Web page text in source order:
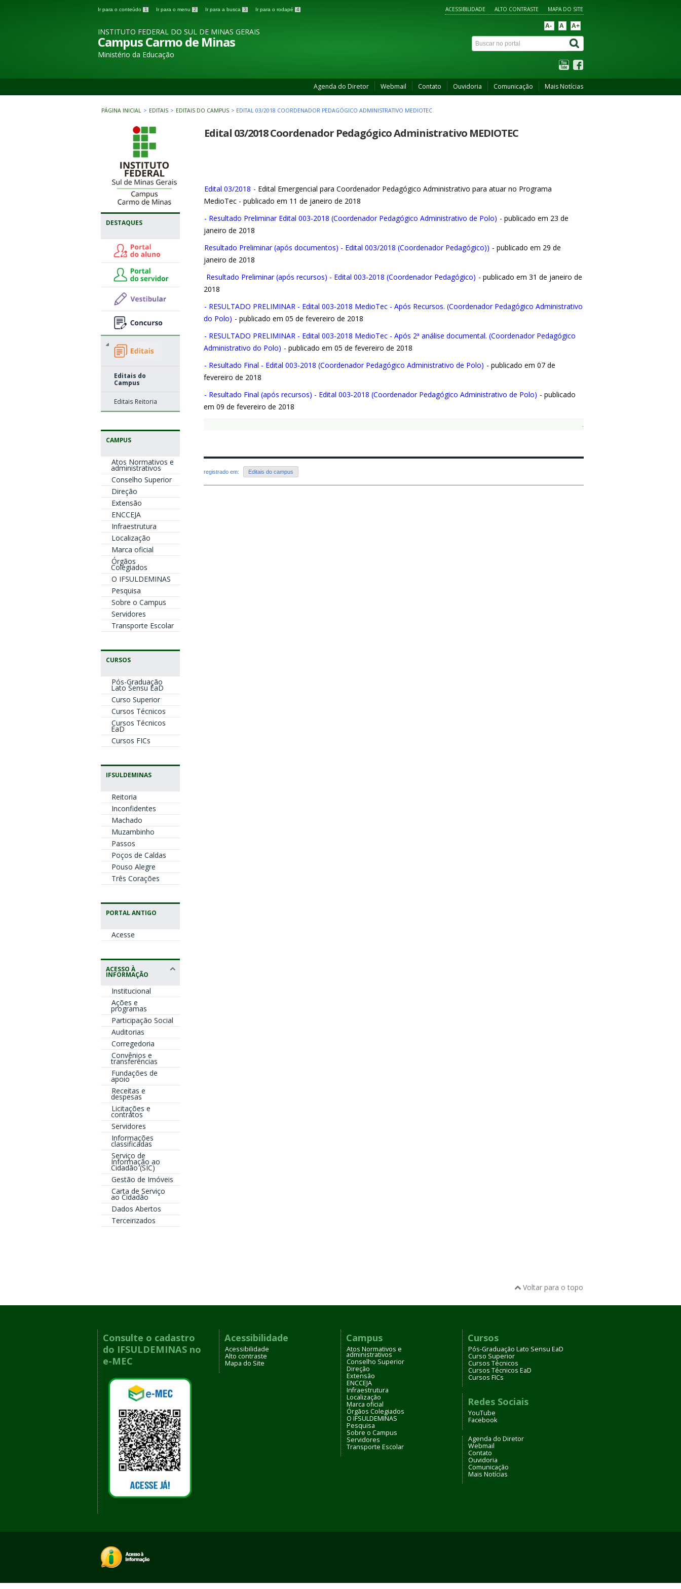
Ir para o conteúdo 1 Ir para o menu 2 Ir para a busca 3 Ir para o rodapé 4 ACESSIBILIDADE ALTO CONTRASTE MAPA DO SITE
INSTITUTO FEDERAL DO SUL DE MINAS GERAIS
Campus Carmo de Minas
Ministério da Educação
A- A A+
Agenda do Diretor Webmail Contato Ouvidoria Comunicação Mais Notícias
PÁGINA INICIAL > EDITAIS > EDITAIS DO CAMPUS > EDITAL 03/2018 COORDENADOR PEDAGÓGICO ADMINISTRATIVO MEDIOTEC
DESTAQUES
Editais do
Campus
Editais Reitoria
CAMPUS
Atos Normativos e
administrativos
Conselho Superior
Direção
Extensão
ENCCEJA
Infraestrutura
Localização
Marca oficial
Órgãos
Colegiados
O IFSULDEMINAS
Pesquisa
Sobre o Campus
Servidores
Transporte Escolar
CURSOS
Pós-Graduação
Lato Sensu EaD
Curso Superior
Cursos Técnicos
Cursos Técnicos
EaD
Cursos FICs
IFSULDEMINAS
Reitoria
Inconfidentes
Machado
Muzambinho
Passos
Poços de Caldas
Pouso Alegre
Três Corações
PORTAL ANTIGO
Acesse
ACESSO À
INFORMAÇÃO
Institucional
Ações e
programas
Participação Social
Auditorias
Corregedoria
Convênios e
transferências
Fundações de
apoio
Receitas e
despesas
Licitações e
contratos
Servidores
Informações
classificadas
Serviço de
Informação ao
Cidadão (SIC)
Gestão de Imóveis
Carta de Serviço
ao Cidadão
Dados Abertos
Terceirizados
Edital 03/2018 Coordenador Pedagógico Administrativo MEDIOTEC
Edital 03/2018 - Edital Emergencial para Coordenador Pedagógico Administrativo para atuar no Programa
MedioTec - publicado em 11 de janeiro de 2018
- Resultado Preliminar Edital 003-2018 (Coordenador Pedagógico Administrativo de Polo) - publicado em 23 de
janeiro de 2018
Resultado Preliminar (após documentos) - Edital 003/2018 (Coordenador Pedagógico)) - publicado em 29 de
janeiro de 2018
Resultado Preliminar (após recursos) - Edital 003-2018 (Coordenador Pedagógico) - publicado em 31 de janeiro de
2018
- RESULTADO PRELIMINAR - Edital 003-2018 MedioTec - Após Recursos. (Coordenador Pedagógico Administrativo
do Polo) - publicado em 05 de fevereiro de 2018
- RESULTADO PRELIMINAR - Edital 003-2018 MedioTec - Após 2ª análise documental. (Coordenador Pedagógico
Administrativo do Polo) - publicado em 05 de fevereiro de 2018
- Resultado Final - Edital 003-2018 (Coordenador Pedagógico Administrativo de Polo) - publicado em 07 de
fevereiro de 2018
- Resultado Final (após recursos) - Edital 003-2018 (Coordenador Pedagógico Administrativo de Polo) - publicado
em 09 de fevereiro de 2018
registrado em: Editais do campus
Voltar para o topo
Consulte o cadastro
do IFSULDEMINAS no
e-MEC
Acessibilidade
Acessibilidade
Alto contraste
Mapa do Site
Campus
Atos Normativos e
administrativos
Conselho Superior
Direção
Extensão
ENCCEJA
Infraestrutura
Localização
Marca oficial
Órgãos Colegiados
O IFSULDEMINAS
Pesquisa
Sobre o Campus
Servidores
Transporte Escolar
Cursos
Pós-Graduação Lato Sensu EaD
Curso Superior
Cursos Técnicos
Cursos Técnicos EaD
Cursos FICs
Redes Sociais
YouTube
Facebook
Agenda do Diretor
Webmail
Contato
Ouvidoria
Comunicação
Mais Notícias